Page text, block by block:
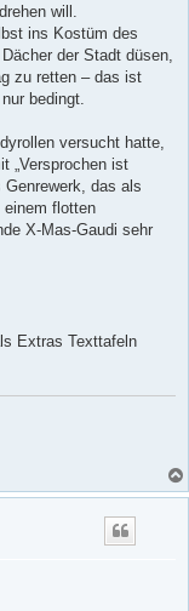
will.
ins Kostüm des
der Stadt düsen,
zu retten – das ist
bedingt.
versucht hatte,
„Versprochen ist
Genrewerk, das als
flotten
X-Mas-Gaudi sehr
Extras Texttafeln